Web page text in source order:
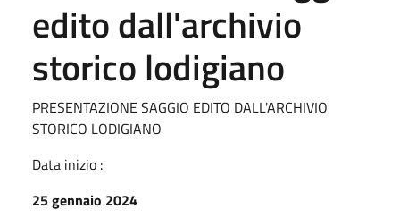
edito dall'archivio
storico lodigiano
PRESENTAZIONE SAGGIO EDITO DALL'ARCHIVIO
STORICO LODIGIANO
Data inizio :
25 gennaio 2024